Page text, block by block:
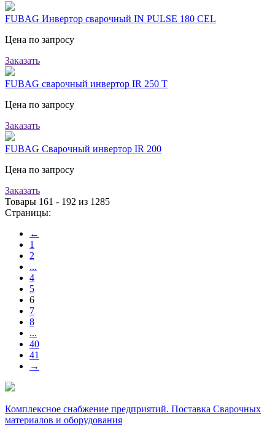
FUBAG Инвертор сварочный IN PULSE 180 CEL
Цена по запросу
Заказать
FUBAG сварочный инвертор IR 250 T
Цена по запросу
Заказать
FUBAG Сварочный инвертор IR 200
Цена по запросу
Заказать
Товары 161 - 192 из 1285
Страницы:
←
1
2
...
4
5
6
7
8
...
40
41
→
Комплексное снабжение предприятий. Поставка Сварочных
материалов и оборудования